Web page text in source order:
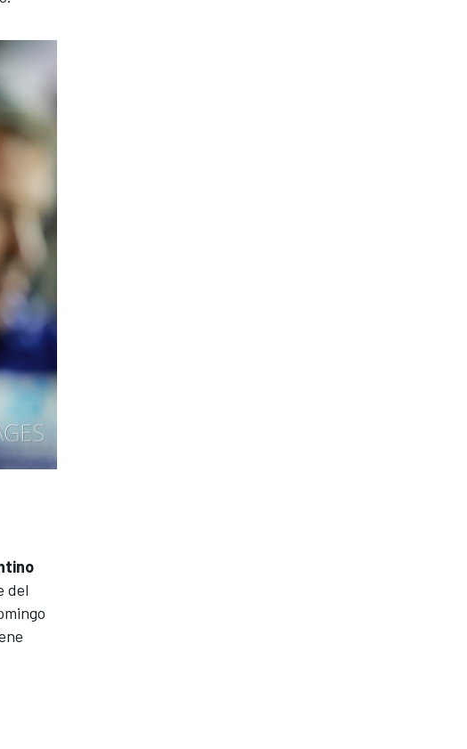
del